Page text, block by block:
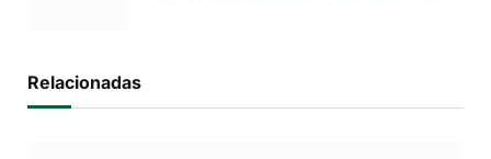
Relacionadas